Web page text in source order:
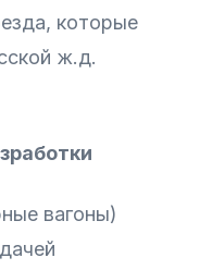
которые
ж.д.
вагоны)